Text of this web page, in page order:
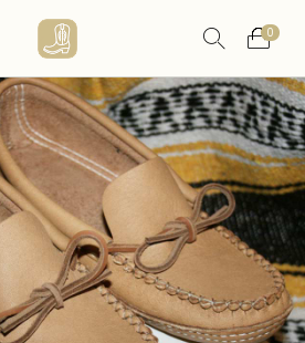
0
HOMME
WESTERN &
COUNTRY